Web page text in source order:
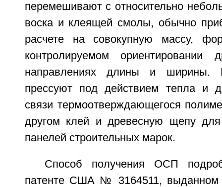
перемешивают с относительно
воска и клеящей смолы, обычно
расчете на совокупную массу,
контролируемом
направлениях длины и ширины.
прессуют под действием тепла и
связи термоотверждающегося
другом клей и древесную щепу для
панелей строительных марок.
Способ получения ОСП
патенте США № 3164511, выданном